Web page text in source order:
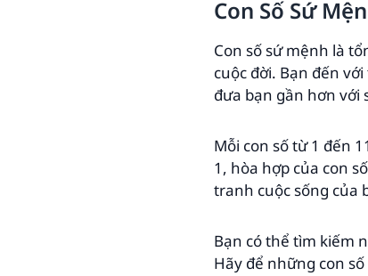
Con Số Sứ
Con số sứ mệnh là
cuộc đời. Bạn đến
đưa bạn gần hơn với
Mỗi con số từ 1 đến
1, hòa hợp của con
tranh cuộc sống của
Bạn có thể tìm kiếm
Hãy để những con